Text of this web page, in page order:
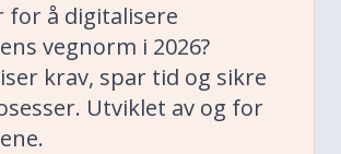
for å digitalisere
vegnorm i 2026?
krav, spar tid og sikre
Utviklet av og for